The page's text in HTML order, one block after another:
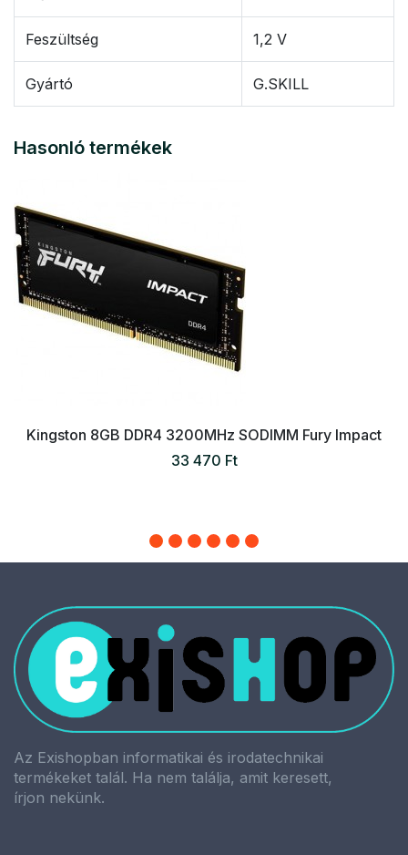
Feszültség 1,2 V
Gyártó G.SKILL
Hasonló termékek
Kingston 8GB DDR4 3200MHz SODIMM Fury Impact
33 470 Ft
Az Exishopban informatikai és irodatechnikai
termékeket talál. Ha nem találja, amit keresett,
írjon nekünk.